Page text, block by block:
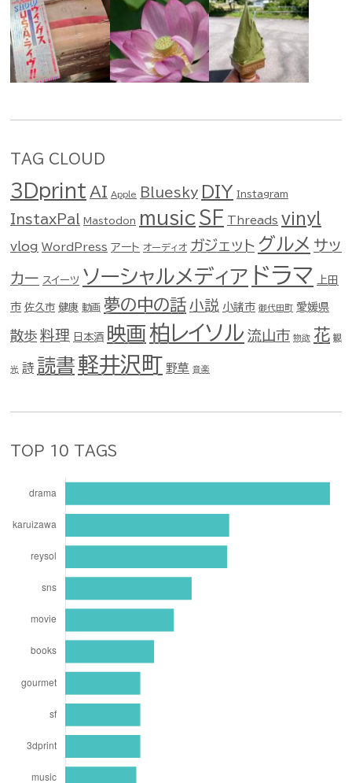
TAG CLOUD
3Dprint AI Apple Bluesky DIY Instagram
InstaxPal Mastodon music SF Threads vinyl
vlog WordPress アート オーディオ ガジェット グルメ サッ
カー スイーツ ソーシャルメディア ドラマ 上田
市 佐久市 健康 動画 夢の中の話 小説 小諸市 御代田町 愛媛県
散歩 料理 日本酒 映画 柏レイソル 流山市 物欲 花 観
光 詩 読書軽井沢町 野草 音楽
TOP 10 TAGS